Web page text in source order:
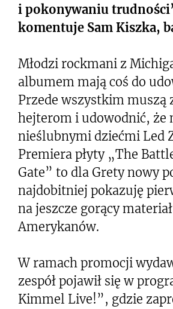
i pokonywaniu
komentuje Sam Kiszka,
Młodzi rockmani z
albumem mają coś do
Przede wszystkim muszą
hejterom i udowodnić, że
nieślubnymi dziećmi Led
Premiera płyty „The
Gate” to dla Grety nowy
najdobitniej pokazuję
na jeszcze gorący materiał
Amerykanów.
W ramach promocji
zespół pojawił się w
Kimmel Live!”, gdzie